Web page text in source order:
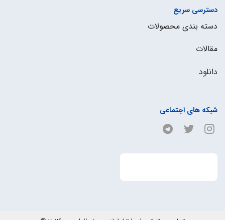
دسترسی سریع
دسته بندی محصولات
مقالات
دانلود
شبکه های اجتماعی